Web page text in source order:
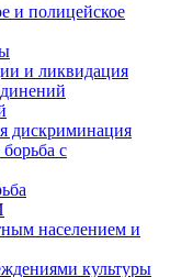
и полицейское
и ликвидация
дискриминация
с
населением и
культуры